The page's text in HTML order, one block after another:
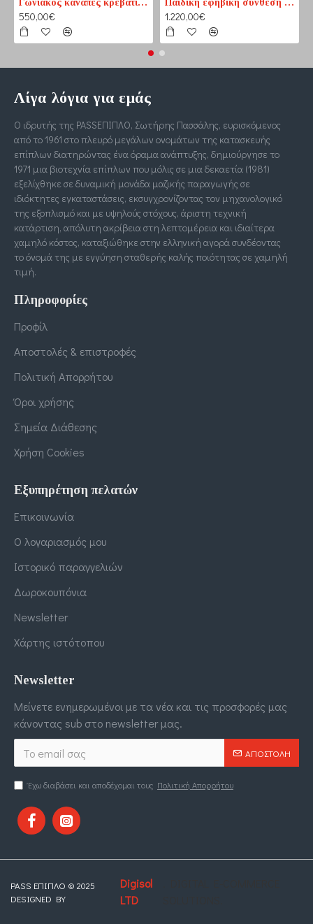
Γωνιακός καναπές κρεβάτι No1 καφέ-εκρού (PASS1) 210 cm x 165 cm
550,00€
Παιδική εφηβική σύνθεση βιβλιοθηκών για δύο παιδιά
1.220,00€
Λίγα λόγια για εμάς
Ο ιδρυτής της PASSΕΠΙΠΛΟ, Σωτήρης Πασσάλης, ευρισκόμενος
από το 1961 στο πλευρό μεγάλων ονομάτων της κατασκευής
επίπλων διατηρώντας ένα όραμα ανάπτυξης, δημιούργησε το
1971 μια βιοτεχνία επίπλων που μόλις σε μια δεκαετία (1981)
εξελίχθηκε σε δυναμική μονάδα μαζικής παραγωγής σε
ιδιόκτητες εγκαταστάσεις, εκσυγχρονίζοντας τον μηχανολογικό
της εξοπλισμό και με υψηλούς στόχους, άριστη τεχνική
κατάρτιση, απόλυτη ακρίβεια στη λεπτομέρεια και ιδιαίτερα
χαμηλό κόστος, καταξιώθηκε στην ελληνική αγορά συνδέοντας
το όνομά της με εγγύηση σταθερής καλής ποιότητας σε χαμηλή
τιμή.
Πληροφορίες
Προφίλ
Αποστολές & επιστροφές
Πολιτική Απορρήτου
Όροι χρήσης
Σημεία Διάθεσης
Χρήση Cookies
Εξυπηρέτηση πελατών
Επικοινωνία
Ο λογαριασμός μου
Ιστορικό παραγγελιών
Δωροκουπόνια
Newsletter
Χάρτης ιστότοπου
Newsletter
Μείνετε ενημερωμένοι με τα νέα και τις προσφορές μας
κάνοντας sub στο newsletter μας.
ΑΠΟΣΤΟΛΉ
Έχω διαβάσει και αποδέχομαι τους Πολιτική Απορρήτου
PASS ΕΠΙΠΛΟ © 2025
DESIGNED BY
Digisol
LTD